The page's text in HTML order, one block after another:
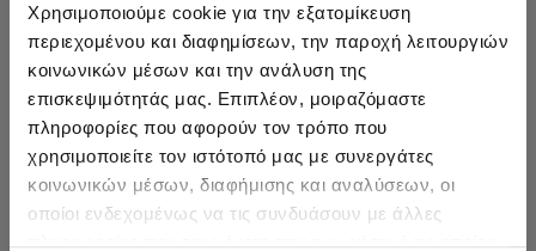
Χρησιμοποιούμε cookie για την εξατομίκευση
περιεχομένου και διαφημίσεων, την παροχή λειτουργιών
κοινωνικών μέσων και την ανάλυση της
επισκεψιμότητάς μας. Επιπλέον, μοιραζόμαστε
πληροφορίες που αφορούν τον τρόπο που
χρησιμοποιείτε τον ιστότοπό μας με συνεργάτες
κοινωνικών μέσων, διαφήμισης και αναλύσεων, οι
οποίοι ενδεχομένως να τις συνδυάσουν με άλλες
ΠΡΟΣΘΉΚΗ ΣΤΑ ΑΓΑΠΗΜΈΝΑ
ΠΕΡΙΓΡΑΦΉ
To EAA είναι ένα συμπλήρωμα αμινοξέων που περιλαμβάνει μεγάλη